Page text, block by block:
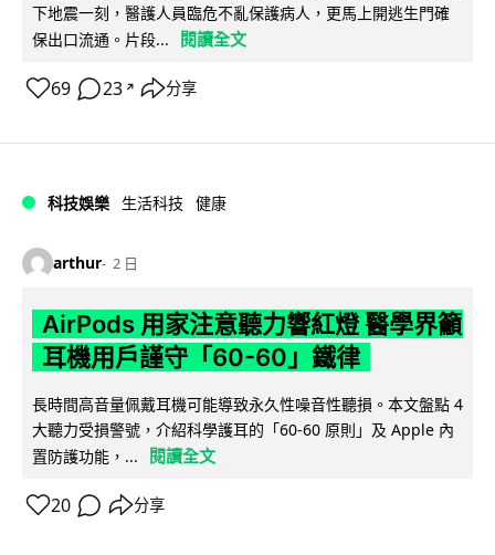
下地震一刻，醫護人員臨危不亂保護病人，更馬上開逃生門確
保出口流通。片段...
閱讀全文
69 23 ↗ 分享
科技娛樂 生活科技 健康
arthur 2 日
AirPods 用家注意聽力響紅燈 醫學界籲
耳機用戶謹守「60-60」鐵律
長時間高音量佩戴耳機可能導致永久性噪音性聽損。本文盤點 4
大聽力受損警號，介紹科學護耳的「60-60 原則」及 Apple 內
置防護功能，...
閱讀全文
20 分享